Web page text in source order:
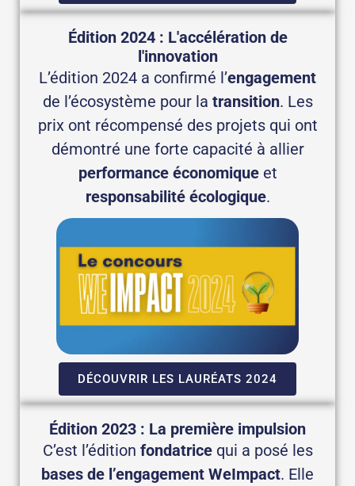
Édition 2024 : L'accélération de
l'innovation
L’édition 2024 a confirmé l’engagement
de l’écosystème pour la transition. Les
prix ont récompensé des projets qui ont
démontré une forte capacité à allier
performance économiqueet
responsabilité écologique.
DÉCOUVRIR LES LAURÉATS 2024
Édition 2023 : La première impulsion
C’est l’édition fondatricequi a posé les
bases de l’engagement WeImpact. Elle